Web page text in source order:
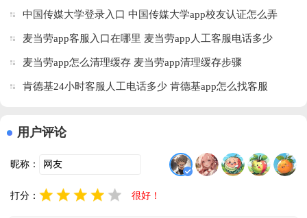
中国传媒大学登录入口 中国传媒大学app校友认证怎么弄
麦当劳app客服入口在哪里 麦当劳app人工客服电话多少
麦当劳app怎么清理缓存 麦当劳app清理缓存步骤
肯德基24小时客服人工电话多少 肯德基app怎么找客服
用户评论
昵称：
打分： 很好！